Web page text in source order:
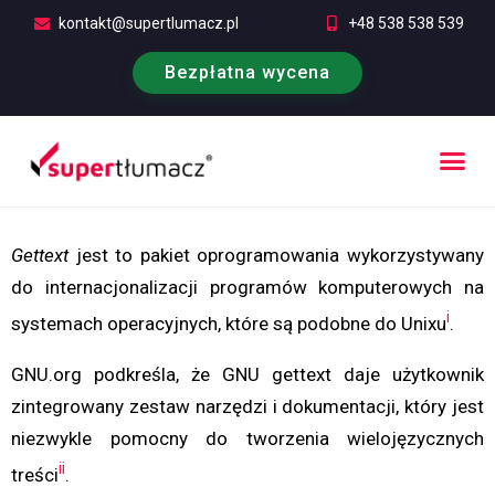
kontakt@supertlumacz.pl +48 538 538 539
Bezpłatna wycena
Gettextjest to pakiet oprogramowania wykorzystywany
do internacjonalizacji programów komputerowych na
systemach operacyjnych, które są podobne do Unixui.
GNU.org podkreśla, że GNU gettext daje użytkownik
zintegrowany zestaw narzędzi i dokumentacji, który jest
niezwykle pomocny do tworzenia wielojęzycznych
treściii.